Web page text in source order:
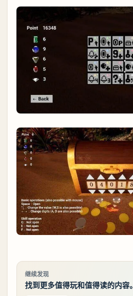
继续发现
找到更多值得玩和值得读的内容。